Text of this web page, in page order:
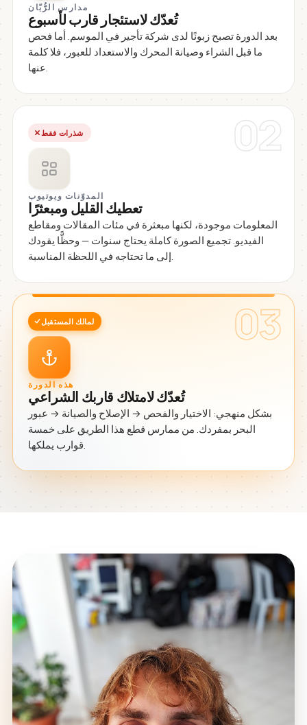
مدارس الرُّبّان
تُعدّك لاستئجار قارب لأسبوع
بعد الدورة تصبح زبونًا لدى شركة تأجير في الموسم. أما فحص
ما قبل الشراء وصيانة المحرك والاستعداد للعبور، فلا كلمة
02 شذرات فقط
المدوّنات ويوتيوب
تعطيك القليل ومبعثرًا
المعلومات موجودة، لكنها مبعثرة في مئات المقالات ومقاطع
الفيديو. تجميع الصورة كاملة يحتاج سنوات — وحظًّا يقودك
03 لمالك المستقبل
هذه الدورة
تُعدّك لامتلاك قاربك الشراعي
بشكل منهجي: الاختيار والفحص → الإصلاح والصيانة → عبور
البحر بمفردك. من ممارس قطع هذا الطريق على خمسة